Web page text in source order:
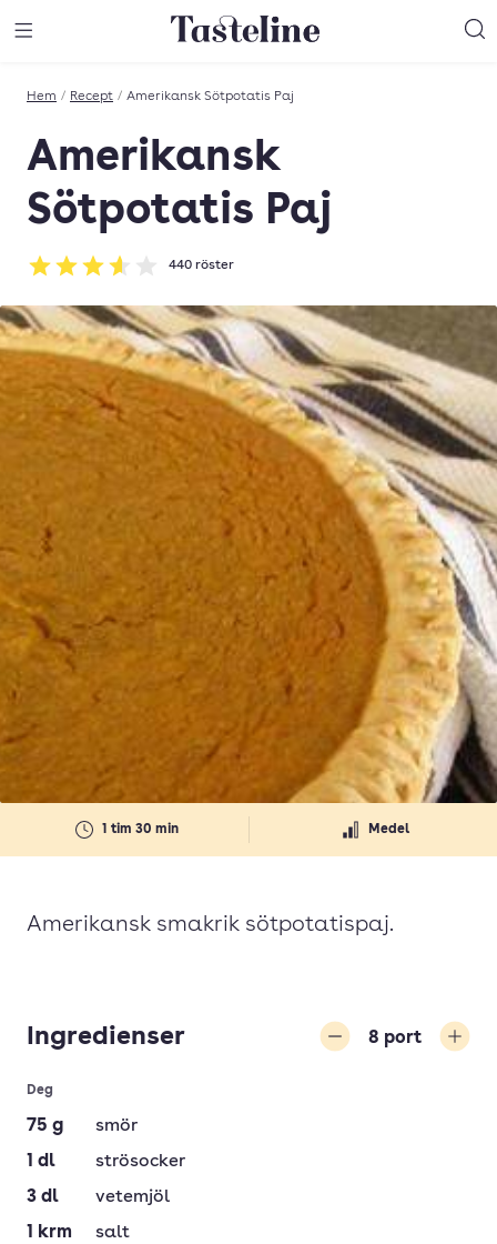
Till Tastelines startsida
Hem / Recept / Amerikansk Sötpotatis Paj
Amerikansk
Sötpotatis Paj
Betyg: 3.62 av 5
440 röster
1 tim 30 min Medel
Amerikansk smakrik sötpotatispaj.
Ingredienser 8 port
Deg
75 g
smör
1 dl
strösocker
3 dl
vetemjöl
1
krm
salt